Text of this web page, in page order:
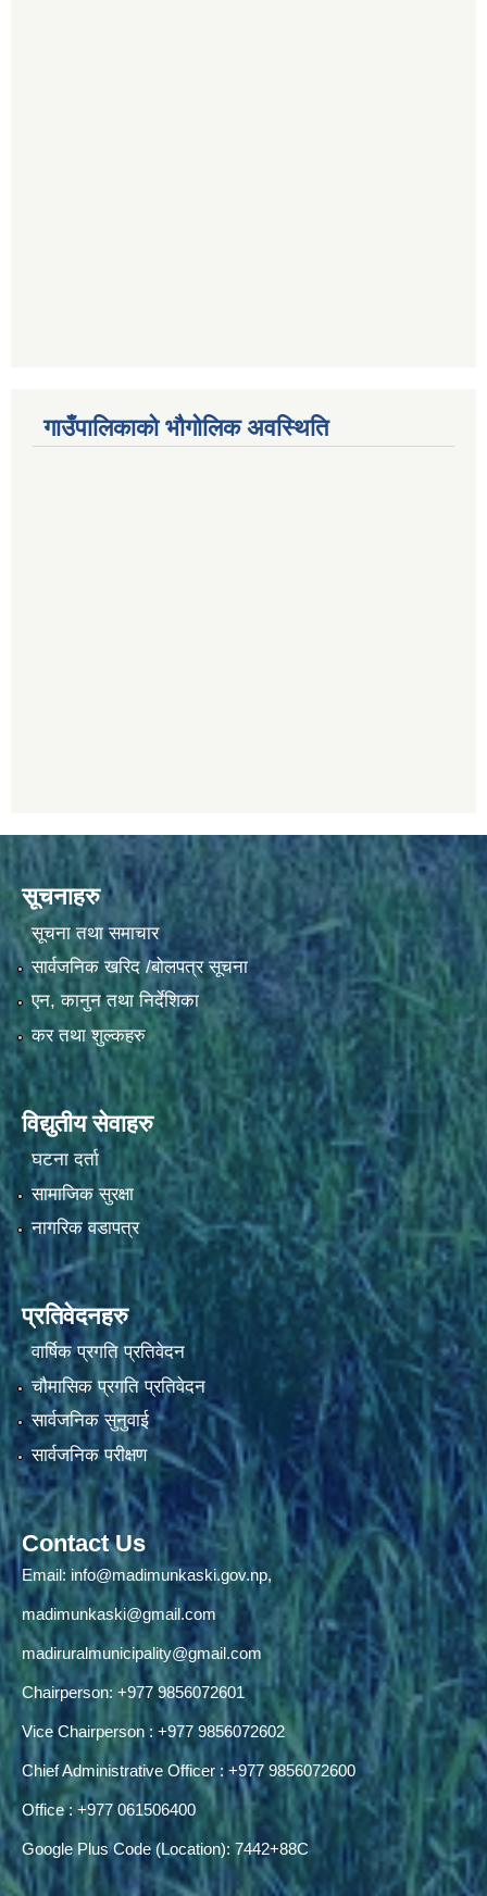
गाउँपालिकाको भौगोलिक अवस्थिति
सूचनाहरु
सूचना तथा समाचार
सार्वजनिक खरिद /बोलपत्र सूचना
एन, कानुन तथा निर्देशिका
कर तथा शुल्कहरु
विद्युतीय सेवाहरु
घटना दर्ता
सामाजिक सुरक्षा
नागरिक वडापत्र
प्रतिवेदनहरु
वार्षिक प्रगति प्रतिवेदन
चौमासिक प्रगति प्रतिवेदन
सार्वजनिक सुनुवाई
सार्वजनिक परीक्षण
Contact Us
Email: info@madimunkaski.gov.np,
madimunkaski@gmail.com
madiruralmunicipality@gmail.com
Chairperson: +977 9856072601
Vice Chairperson : +977 9856072602
Chief Administrative Officer : +977 9856072600
Office : +977 061506400
Google Plus Code (Location): 7442+88C